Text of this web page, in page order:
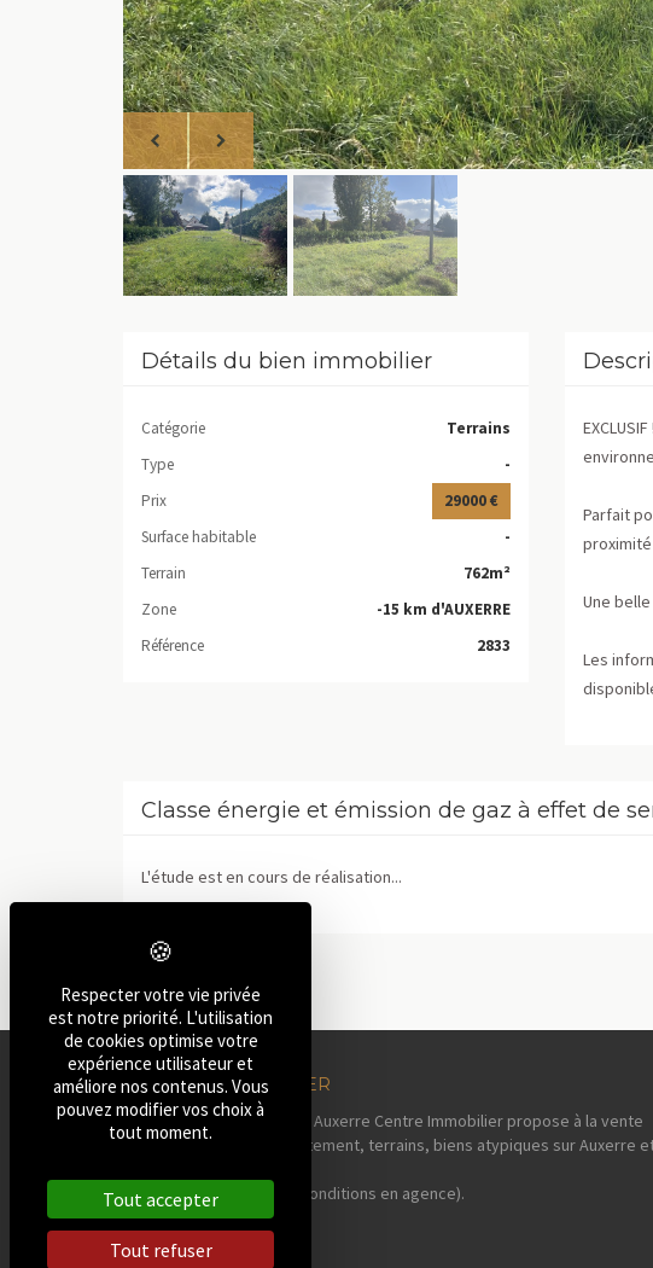
Détails du bien immobilier
Catégorie
Terrains
Type
-
Prix
29000 €
Surface habitable
-
Terrain
762m²
Zone
-15 km d'AUXERRE
Référence
2833
Parfait
proximité
Une
Les
Classe énergie et émission de gaz à effet de
L'étude est en cours de réalisation...
AUXERRE IMMOBILIER
Votre agence immobilière Auxerre Centre Immobilier propose à la vente
maisons, pavillons, appartement, terrains, biens atypiques sur Auxerre
Estimation offerte* (voir conditions en agence).
Respecter votre vie privée
est notre priorité. L'utilisation
de cookies optimise votre
expérience utilisateur et
améliore nos contenus. Vous
pouvez modifier vos choix à
tout moment.
Tout accepter
Tout refuser